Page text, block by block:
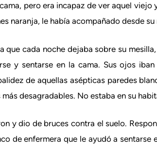
pero era incapaz de ver aquel
naranja, le había acompañado desde su
que cada noche dejaba sobre su
y sentarse en la cama. Sus ojos
de aquellas asépticas paredes
desagradables. No estaba en su
y dio de bruces contra el suelo.
de enfermera que le ayudó a